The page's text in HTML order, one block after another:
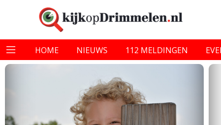
HOME NIEUWS 112 MELDINGEN